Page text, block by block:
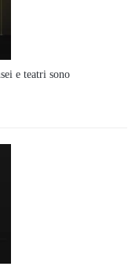
e teatri sono